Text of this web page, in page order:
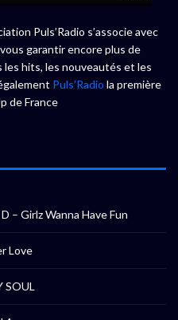
Puls’Radio s’associe avec
garantir encore plus de
les hits, les nouveautés et les
Puls’Radio la première
de France
– Girlz Wanna Have Fun
Love
SOUL